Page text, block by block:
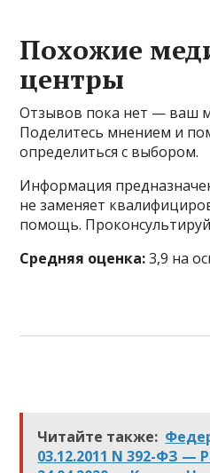
Похожие
центры
Отзывов пока нет — ваш
Поделитесь мнением и
определиться с выбором.
Информация
не заменяет
помощь.
Средняя оценка:3,9 на
Читайте также:
03.12.2011 N 392-ФЗ —